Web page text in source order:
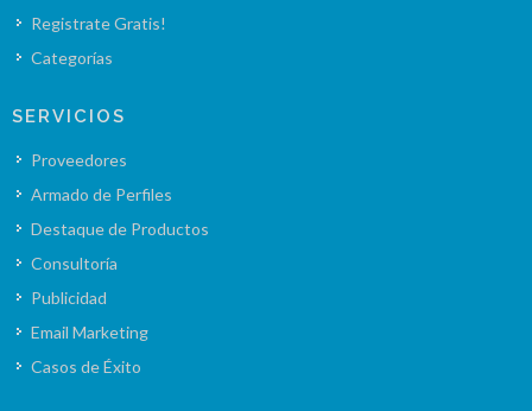
Registrate Gratis!
Categorías
SERVICIOS
Proveedores
Armado de Perfiles
Destaque de Productos
Consultoría
Publicidad
Email Marketing
Casos de Éxito